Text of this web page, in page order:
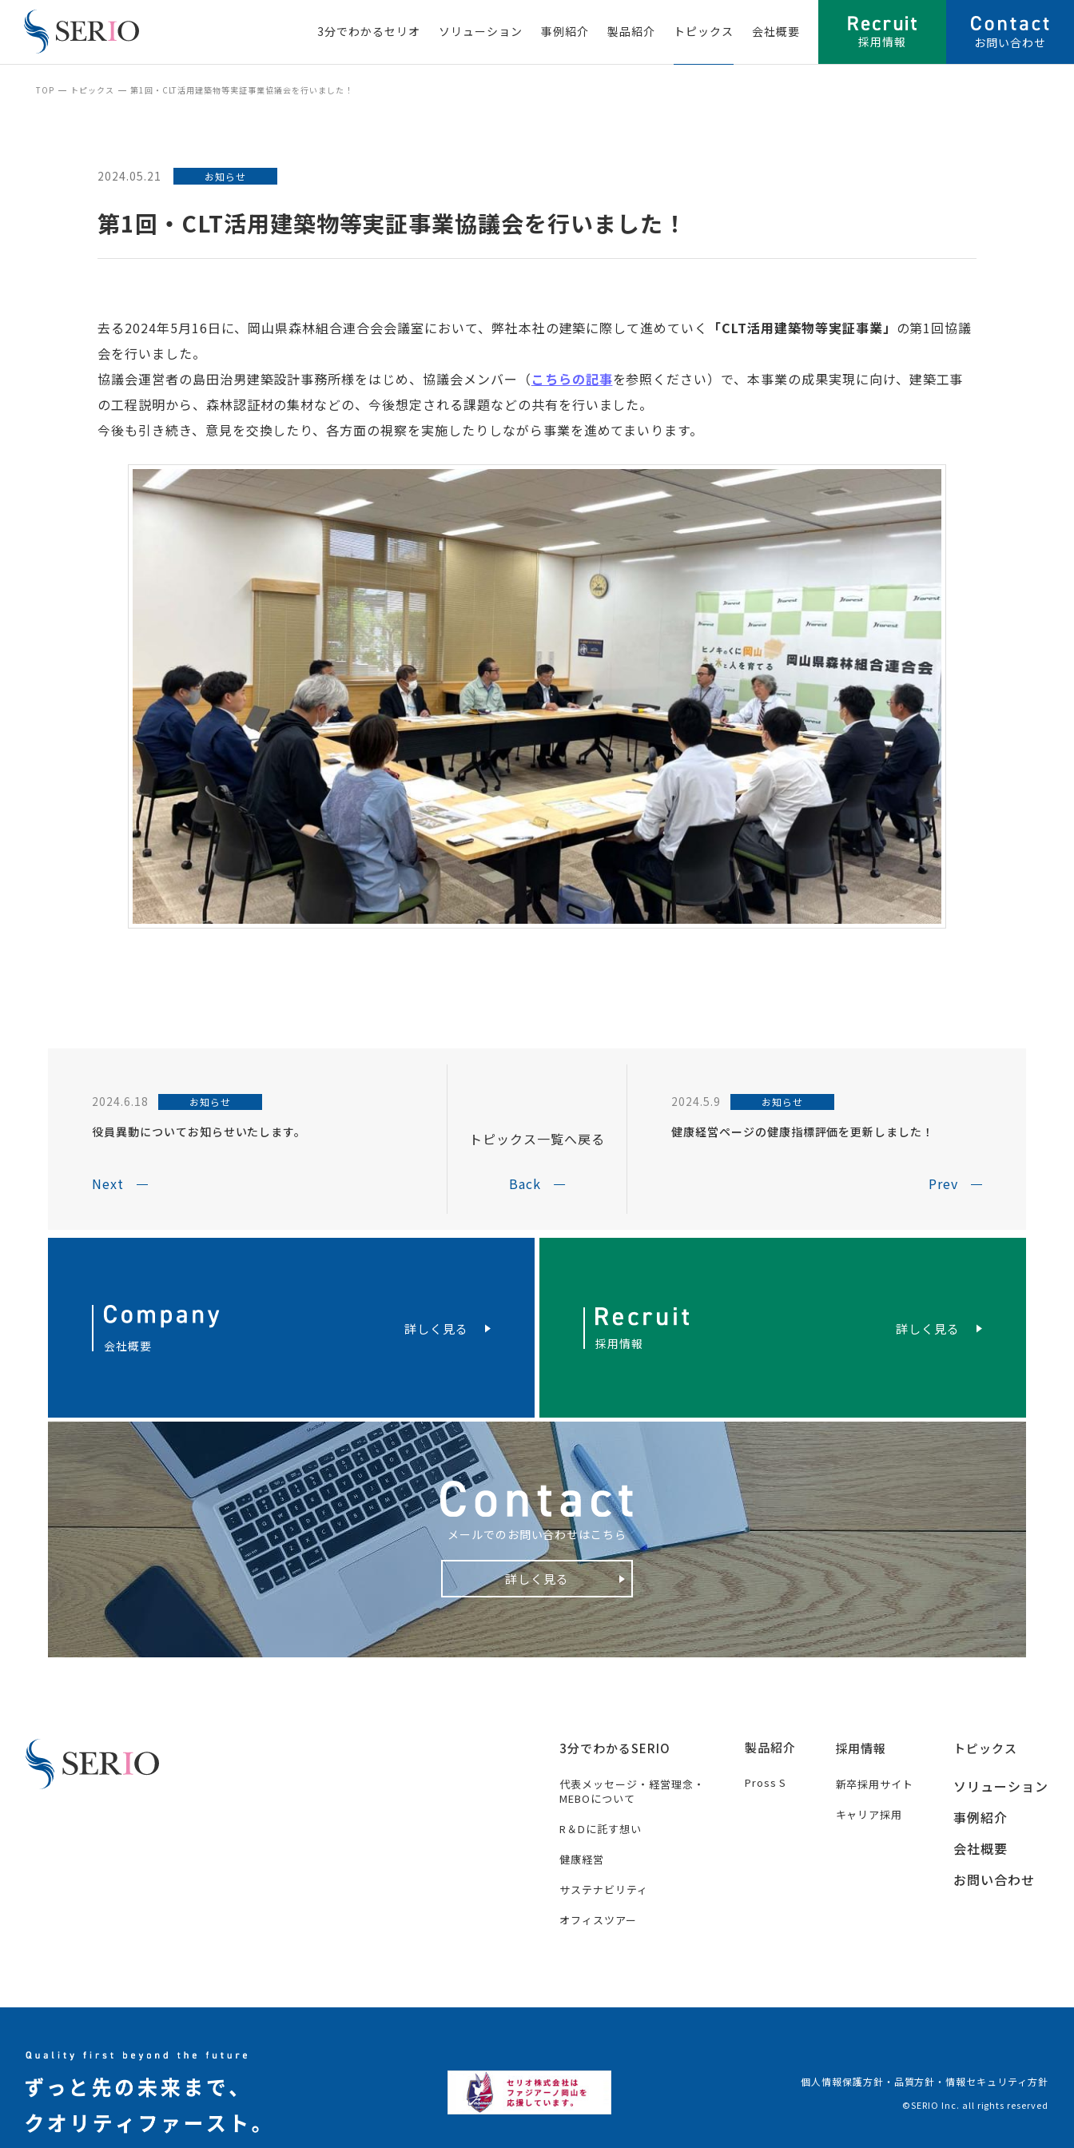
3分でわかるセリオ ソリューション 事例紹介 製品紹介 トピックス 会社概要
採用情報 お問い合わせ
TOP トピックス 第1回・CLT活用建築物等実証事業協議会を行いました！
2024.05.21 お知らせ
第1回・CLT活用建築物等実証事業協議会を行いました！
去る2024年5月16日に、岡山県森林組合連合会会議室において、弊社本社の建築に際して進めていく 「CLT活用建築物等実証事業」 の第1回協議
会を行いました。
協議会運営者の島田治男建築設計事務所様をはじめ、協議会メンバー（こちらの記事を参照ください）で、本事業の成果実現に向け、建築工事
の工程説明から、森林認証材の集材などの、今後想定される課題などの共有を行いました。
今後も引き続き、意見を交換したり、各方面の視察を実施したりしながら事業を進めてまいります。
2024.6.18 お知らせ
役員異動についてお知らせいたします。
Next
トピックス一覧へ戻る
Back
2024.5.9 お知らせ
健康経営ページの健康指標評価を更新しました！
Prev
会社概要
詳しく見る
採用情報
詳しく見る
メールでのお問い合わせはこちら
詳しく見る
3分でわかるSERIO
代表メッセージ・経営理念・
MEBOについて
R＆Dに託す想い
健康経営
サステナビリティ
オフィスツアー
製品紹介
Pross S
採用情報
新卒採用サイト
キャリア採用
トピックス
ソリューション
事例紹介
会社概要
お問い合わせ
個人情報保護方針・品質方針・情報セキュリティ方針
©SERIO Inc. all rights reserved